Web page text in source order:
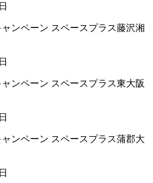
ンペーン スペースプラス藤沢湘
ンペーン スペースプラス東大阪
ンペーン スペースプラス蒲郡大